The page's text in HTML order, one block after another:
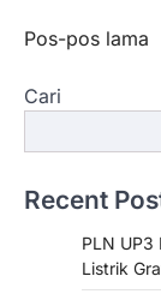
Navigasi
Pos-pos lama
Cari
Recent
PLN UP3
Listrik